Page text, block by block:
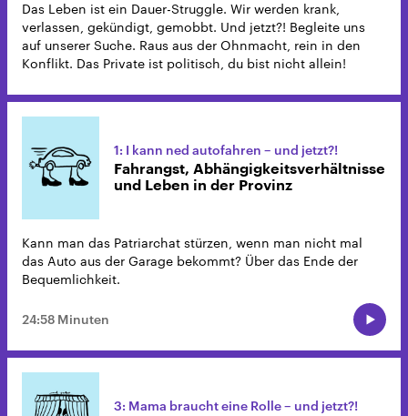
Das Leben ist ein Dauer-Struggle. Wir werden krank,
verlassen, gekündigt, gemobbt. Und jetzt?! Begleite uns
auf unserer Suche. Raus aus der Ohnmacht, rein in den
Konflikt. Das Private ist politisch, du bist nicht allein!
1: I kann ned autofahren – und jetzt?!
Fahrangst, Abhängigkeitsverhältnisse
und Leben in der Provinz
Kann man das Patriarchat stürzen, wenn man nicht mal
das Auto aus der Garage bekommt? Über das Ende der
Bequemlichkeit.
24:58 Minuten
3: Mama braucht eine Rolle – und jetzt?!